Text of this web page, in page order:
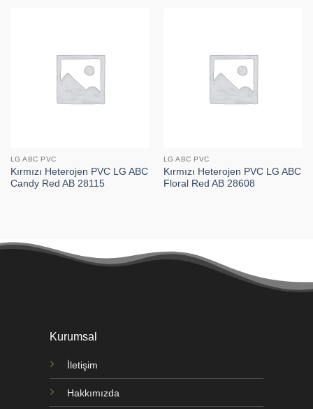
LG ABC PVC
Kırmızı Heterojen PVC LG ABC
Candy Red AB 28115
LG ABC PVC
Kırmızı Heterojen PVC LG ABC
Floral Red AB 28608
Kurumsal
İletişim
Hakkımızda